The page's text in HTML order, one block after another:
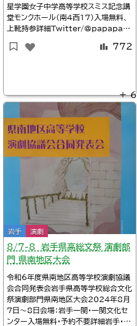
星学園女子中学高等学校スミス記念講
堂モンクホール（南4西17）入場無料、
上靴持参詳細Twitter/@papapaay
市立啓明中学校/演劇部の活動12:40
女子中学校演劇部『ゆめへ
772
岩手 演劇
8/7-8 岩手県高総文祭 演劇部
門 県南地区大会
令和6年度県南地区高等学校演劇協議
会合同発表会岩手県高等学校総合文化
祭演劇部門県南地区大会2024年8月
7日～8日会場：岩手一関・一関文化セ
ンター入場無料・予約不要詳細岩手・高
＋ 6